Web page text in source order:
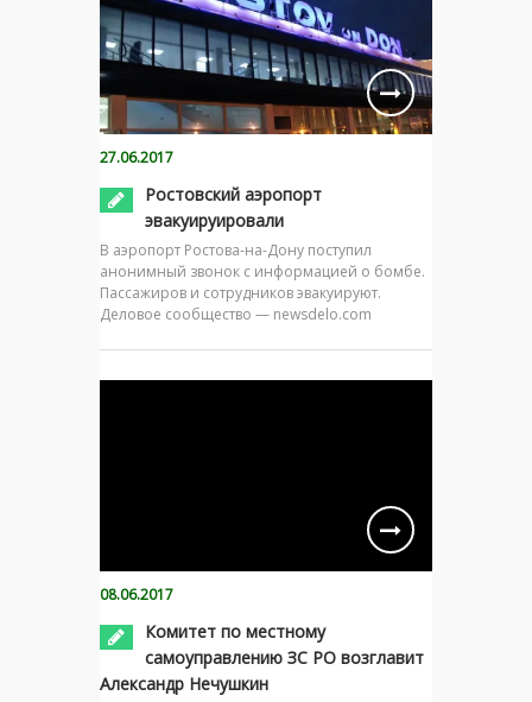
27.06.2017
Ростовский аэропорт
эвакуируировали
В аэропорт Ростова-на-Дону поступил
анонимный звонок с информацией о бомбе.
Пассажиров и сотрудников эвакуируют.
Деловое сообщество — newsdelo.com
08.06.2017
Комитет по местному
самоуправлению ЗС РО возглавит
Александр Нечушкин